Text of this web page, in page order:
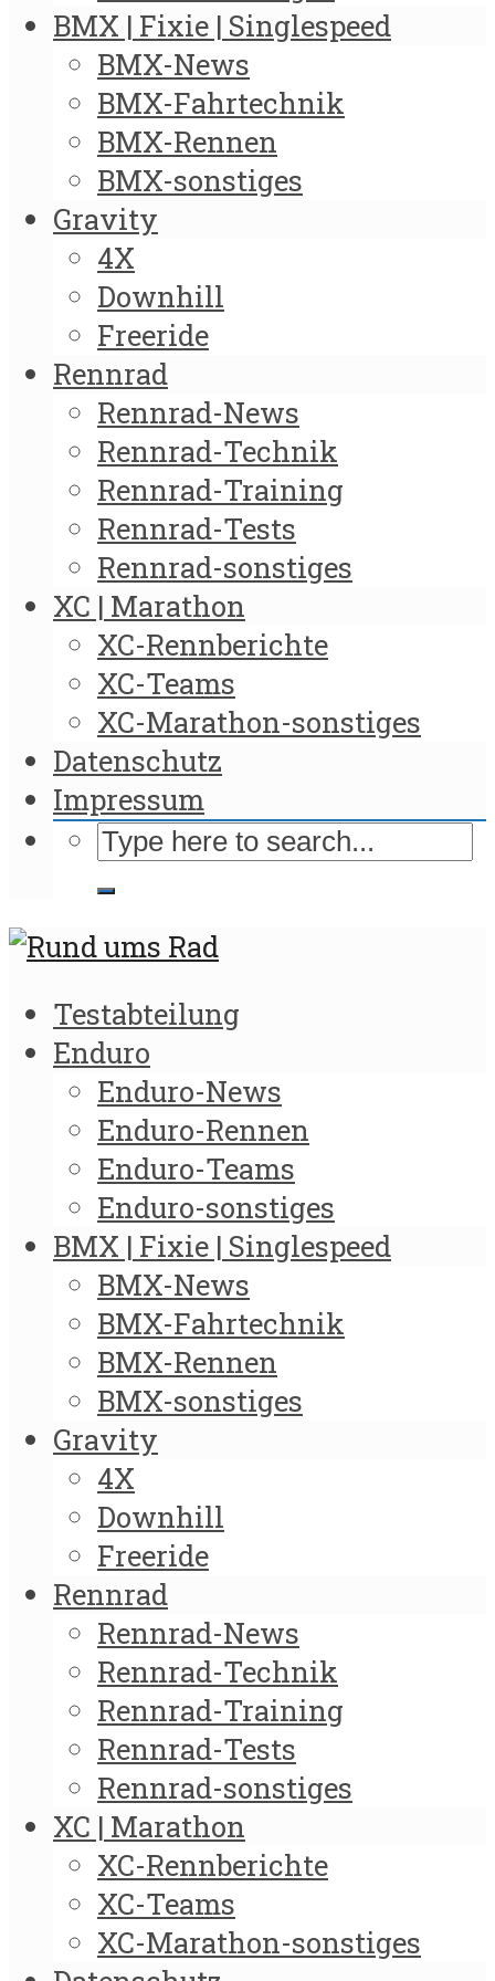
BMX | Fixie | Singlespeed
BMX-News
BMX-Fahrtechnik
BMX-Rennen
BMX-sonstiges
Gravity
4X
Downhill
Freeride
Rennrad
Rennrad-News
Rennrad-Technik
Rennrad-Training
Rennrad-Tests
Rennrad-sonstiges
XC | Marathon
XC-Rennberichte
XC-Teams
XC-Marathon-sonstiges
Datenschutz
Impressum
Testabteilung
Enduro
Enduro-News
Enduro-Rennen
Enduro-Teams
Enduro-sonstiges
BMX | Fixie | Singlespeed
BMX-News
BMX-Fahrtechnik
BMX-Rennen
BMX-sonstiges
Gravity
4X
Downhill
Freeride
Rennrad
Rennrad-News
Rennrad-Technik
Rennrad-Training
Rennrad-Tests
Rennrad-sonstiges
XC | Marathon
XC-Rennberichte
XC-Teams
XC-Marathon-sonstiges